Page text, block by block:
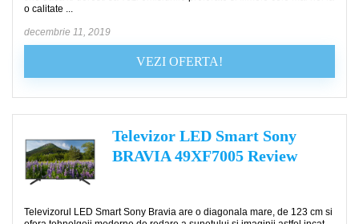
o calitate ...
decembrie 11, 2019
VEZI OFERTA!
Televizor LED Smart Sony
BRAVIA 49XF7005 Review
Televizorul LED Smart Sony Bravia are o diagonala mare, de 123 cm si